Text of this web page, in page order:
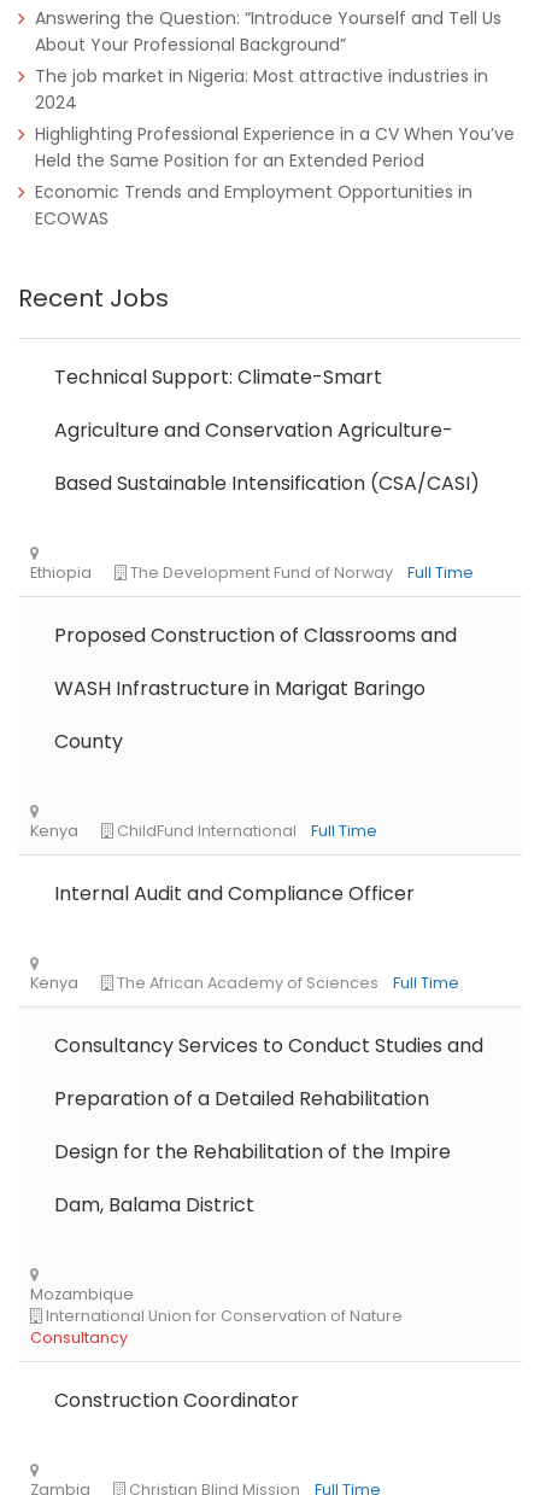
Answering the Question: “Introduce Yourself and Tell Us
About Your Professional Background”
The job market in Nigeria: Most attractive industries in
2024
Highlighting Professional Experience in a CV When You’ve
Held the Same Position for an Extended Period
Economic Trends and Employment Opportunities in
ECOWAS
Recent Jobs
Technical Support: Climate-Smart
Agriculture and Conservation Agriculture-
Based Sustainable Intensification (CSA/CASI)
Proposed Construction of Classrooms and
WASH Infrastructure in Marigat Baringo
County
Internal Audit and Compliance Officer
Consultancy Services to Conduct Studies and
Preparation of a Detailed Rehabilitation
Design for the Rehabilitation of the Impire
Dam, Balama District
Construction Coordinator